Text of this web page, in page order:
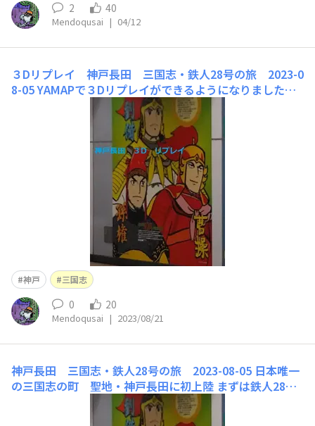
2 40
Mendoqusai | 04/12
３Dリプレイ 神戸長田 三国志・鉄人28号の旅 2023-0
8-05YAMAPで３Dリプレイができるようになりました先
日UPした神戸長田 三国志・鉄人28号の旅で作成↓http
s://youtube.com/shorts/mXh2tITMdvs
神戸 三国志
0 20
Mendoqusai | 2023/08/21
神戸長田 三国志・鉄人28号の旅 2023-08-05 日本唯一
の三国志の町 聖地・神戸長田に初上陸 まずは鉄人28号
の巨大モニュメントの若松公園 商店街には三国志の像が
多数。さらには横光三国志の人物絵バナー11枚！（あ